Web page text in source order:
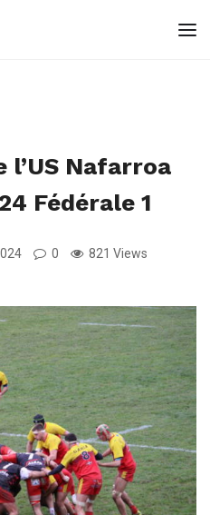
Nafarroa
Fédérale 1
0 821 Views